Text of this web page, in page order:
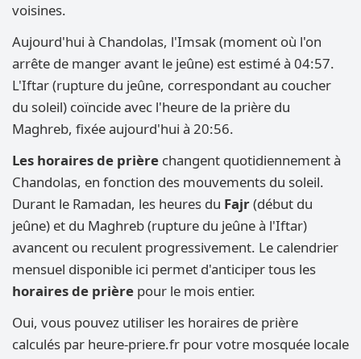
voisines.
Aujourd'hui à Chandolas, l'Imsak (moment où l'on
arrête de manger avant le jeûne) est estimé à 04:57.
L'Iftar (rupture du jeûne, correspondant au coucher
du soleil) coïncide avec l'heure de la prière du
Maghreb, fixée aujourd'hui à 20:56.
Les horaires de prière changent quotidiennement à
Chandolas, en fonction des mouvements du soleil.
Durant le Ramadan, les heures du Fajr(début du
jeûne) et du Maghreb (rupture du jeûne à l'Iftar)
avancent ou reculent progressivement. Le calendrier
mensuel disponible ici permet d'anticiper tous les
horaires de prière pour le mois entier.
Oui, vous pouvez utiliser les horaires de prière
calculés par heure-priere.fr pour votre mosquée locale